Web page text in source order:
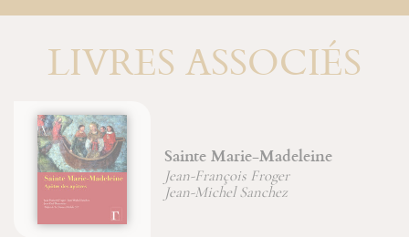
LIVRES ASSOCIÉS
Le Sabre japonais
Gregory Irvine